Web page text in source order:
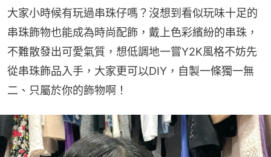
大家小時候有玩過串珠仔嗎？沒想到看似玩味十足的
串珠飾物也能成為時尚配飾，戴上色彩繽紛的串珠，
不難散發出可愛氣質，想低調地一嘗Y2K風格不妨先
從串珠飾品入手，大家更可以DIY，自製一條獨一無
二、只屬於你的飾物啊！